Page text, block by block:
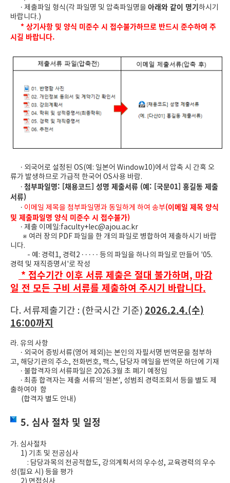
· 제출파일 형식(각 파일명 및 압축파일명을 아래와 같이 명기하시기
바랍니다.)
* 상기사항 및 양식 미준수 시 접수불가하므로 반드시 준수하여 주
시길 바랍니다.
· 외국어로 설정된 OS(예: 일본어 Window10)에서 압축 시 간혹 오
류가 발생하므로 가급적 한국어 OS사용 바람.
· 첨부파일명: [채용코드] 성명 제출서류 (예: [국문01] 홍길동 제출
서류)
· 이메일 제목을 첨부파일명과 동일하게 하여 송부(이메일 제목 양식
및 제출파일명 양식 미준수 시 접수불가)
· 제출 이메일:faculty+lec@ajou.ac.kr
※ 여러 장의 PDF 파일을 한 개의 파일로 병합하여 제출하시기 바랍
니다.
- 예: 경력1, 경력2 · · · · · 등의 파일을 하나의 파일로 만들어 '05.
경력 및 재직증명서'로 작성
* 접수기간 이후 서류 제출은 절대 불가하며, 마감
일 전 모든 구비 서류를 제출하여 주시기 바랍니다.
다. 서류제출기간 : (한국시간 기준) 2026.2.4.(수)
16:00까지
라. 유의 사항
· 외국어 증빙서류(영어 제외)는 본인의 자필서명 번역문을 첨부하
고, 해당기관의 주소, 전화번호, 팩스, 담당자 메일을 번역문 하단에 기재
· 불합격자의 서류파일은 2026.3월 초 폐기 예정임
· 최종 합격자는 제출 서류의 ‘원본’, 성범죄 경력조회서 등을 별도 제
출하여야 함
(합격자 별도 안내)
5. 심사 절차 및 일정
가. 심사절차
1) 기초 및 전공심사
: 담당과목의 전공적합도, 강의계획서의 우수성, 교육경력의 우수
성(필요 시) 등을 평가
2) 면접심사